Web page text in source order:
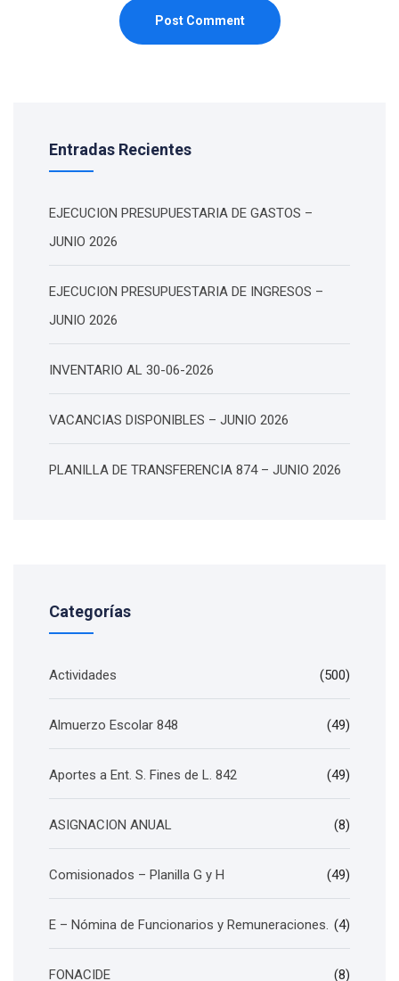
Post Comment
Entradas Recientes
EJECUCION PRESUPUESTARIA DE GASTOS –
JUNIO 2026
EJECUCION PRESUPUESTARIA DE INGRESOS –
JUNIO 2026
INVENTARIO AL 30-06-2026
VACANCIAS DISPONIBLES – JUNIO 2026
PLANILLA DE TRANSFERENCIA 874 – JUNIO 2026
Categorías
Actividades (500)
Almuerzo Escolar 848 (49)
Aportes a Ent. S. Fines de L. 842 (49)
ASIGNACION ANUAL (8)
Comisionados – Planilla G y H (49)
E – Nómina de Funcionarios y Remuneraciones. (4)
FONACIDE (8)